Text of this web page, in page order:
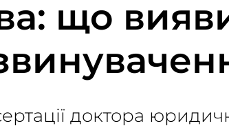
що
доктора